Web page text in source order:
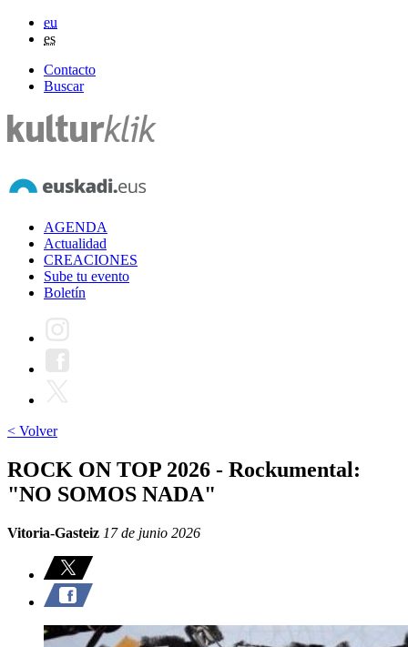
eu
es
Contacto
Buscar
AGENDA
Actualidad
CREACIONES
Sube tu evento
Boletín
< Volver
ROCK ON TOP 2026 - Rockumental:
"NO SOMOS NADA"
Vitoria-Gasteiz 17 de junio 2026